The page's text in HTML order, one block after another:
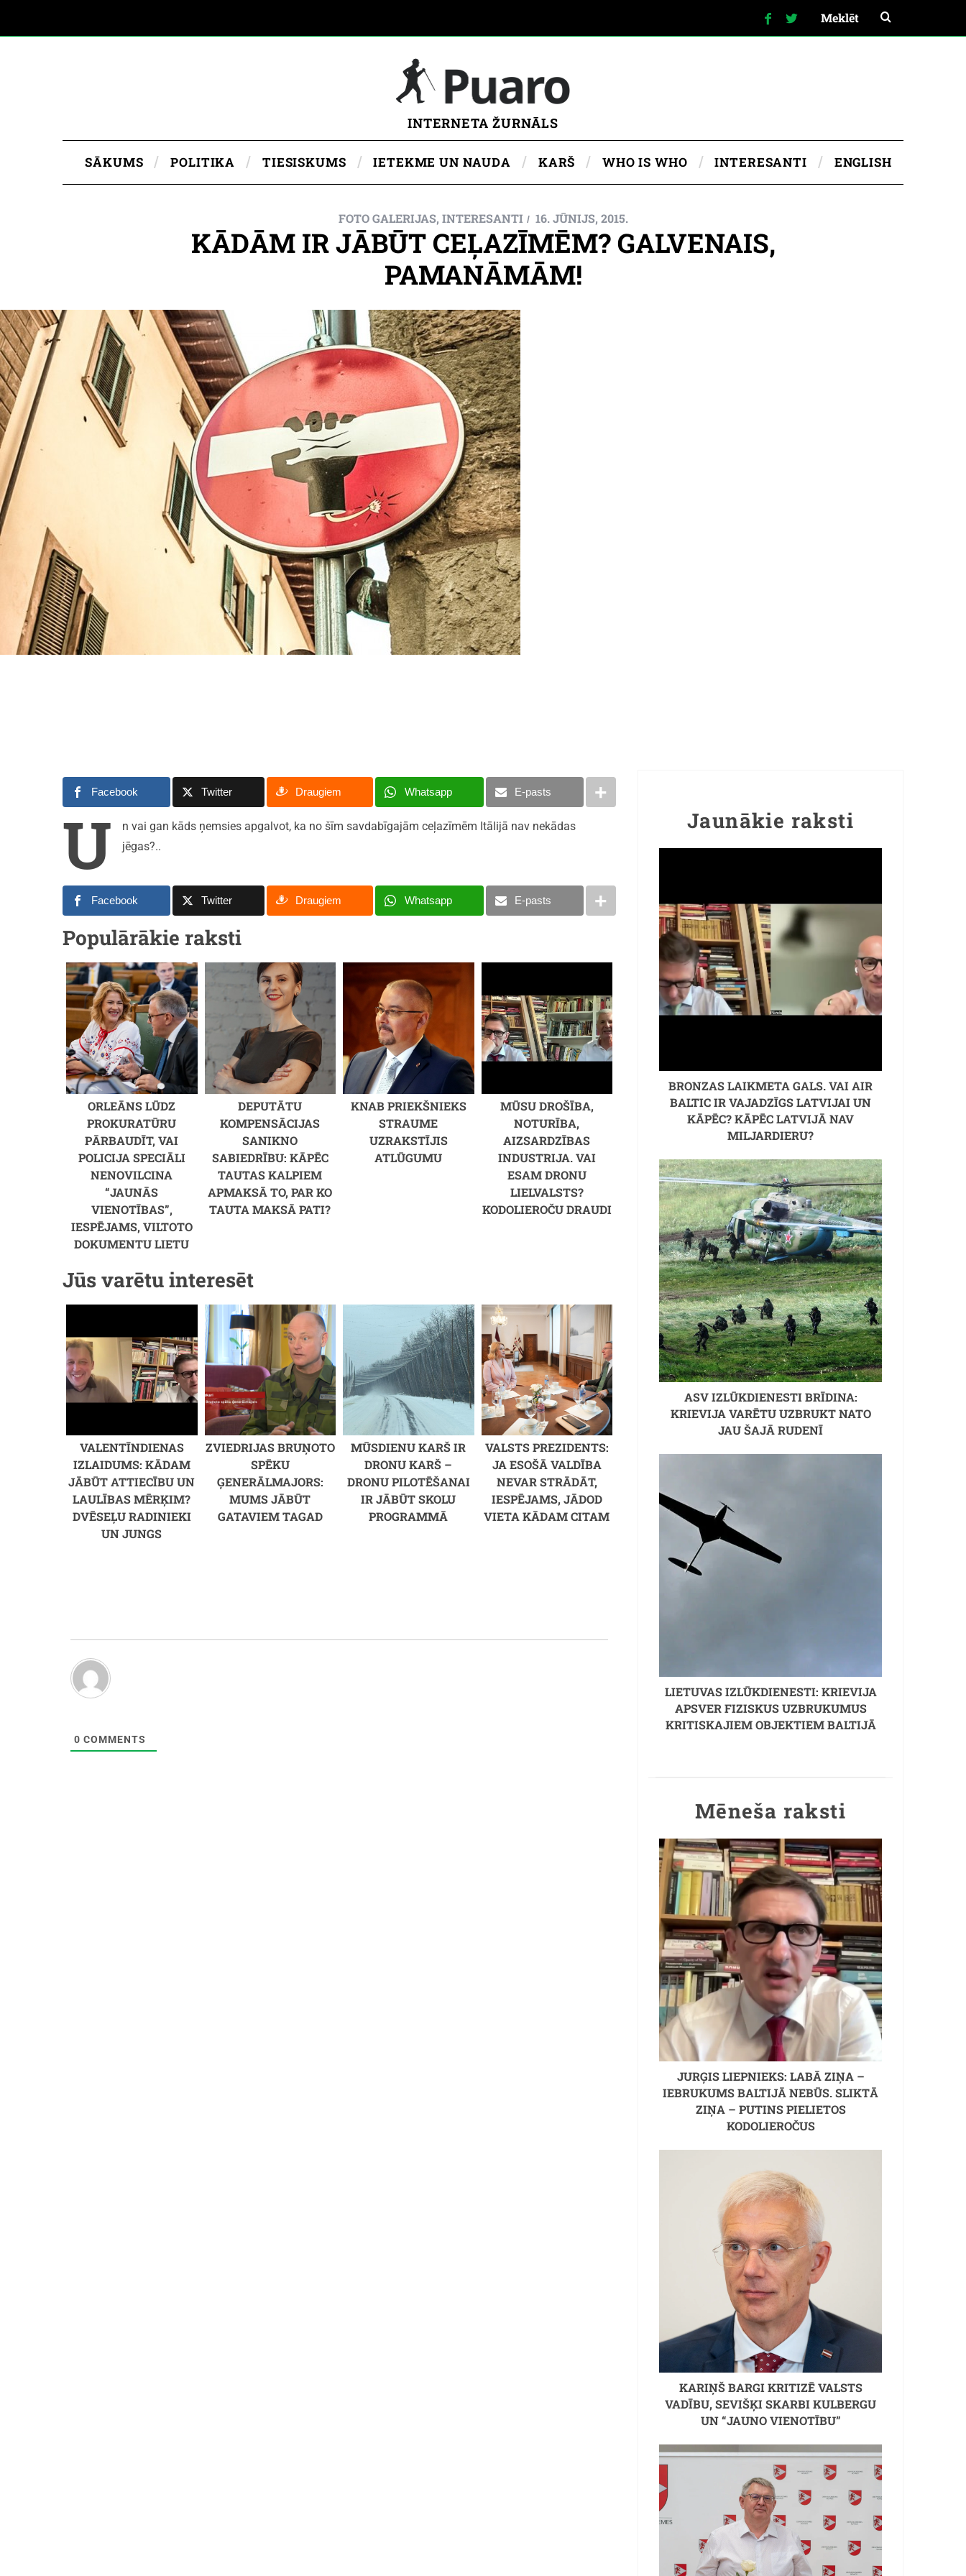
INTERNETA ŽURNĀLS
SĀKUMS POLITIKA TIESISKUMS IETEKME UN NAUDA KARŠ WHO IS WHO INTERESANTI ENGLISH
FOTO GALERIJAS, INTERESANTI 16. JŪNIJS, 2015.
KĀDĀM IR JĀBŪT CEĻAZĪMĒM? GALVENAIS,
PAMANĀMĀM!
Facebook Twitter Draugiem Whatsapp E-pasts
U
n vai gan kāds ņemsies apgalvot, ka no šīm savdabīgajām ceļazīmēm Itālijā nav nekādas
jēgas?..
Facebook Twitter Draugiem Whatsapp E-pasts
Populārākie raksti
ORLEĀNS LŪDZ
PROKURATŪRU
PĀRBAUDĪT, VAI
POLICIJA SPECIĀLI
NENOVILCINA
“JAUNĀS
VIENOTĪBAS”,
IESPĒJAMS, VILTOTO
DOKUMENTU LIETU
DEPUTĀTU
KOMPENSĀCIJAS
SANIKNO
SABIEDRĪBU: KĀPĒC
TAUTAS KALPIEM
APMAKSĀ TO, PAR KO
TAUTA MAKSĀ PATI?
KNAB PRIEKŠNIEKS
STRAUME
UZRAKSTĪJIS
ATLŪGUMU
MŪSU DROŠĪBA,
NOTURĪBA,
AIZSARDZĪBAS
INDUSTRIJA. VAI
ESAM DRONU
LIELVALSTS?
KODOLIEROČU DRAUDI
Jūs varētu interesēt
VALENTĪNDIENAS
IZLAIDUMS: KĀDAM
JĀBŪT ATTIECĪBU UN
LAULĪBAS MĒRĶIM?
DVĒSEĻU RADINIEKI
UN JUNGS
ZVIEDRIJAS BRUŅOTO
SPĒKU
ĢENERĀLMAJORS:
MUMS JĀBŪT
GATAVIEM TAGAD
MŪSDIENU KARŠ IR
DRONU KARŠ –
DRONU PILOTĒŠANAI
IR JĀBŪT SKOLU
PROGRAMMĀ
VALSTS PREZIDENTS:
JA ESOŠĀ VALDĪBA
NEVAR STRĀDĀT,
IESPĒJAMS, JĀDOD
VIETA KĀDAM CITAM
0 COMMENTS
Jaunākie raksti
BRONZAS LAIKMETA GALS. VAI AIR
BALTIC IR VAJADZĪGS LATVIJAI UN
KĀPĒC? KĀPĒC LATVIJĀ NAV
MILJARDIERU?
ASV IZLŪKDIENESTI BRĪDINA:
KRIEVIJA VARĒTU UZBRUKT NATO
JAU ŠAJĀ RUDENĪ
LIETUVAS IZLŪKDIENESTI: KRIEVIJA
APSVER FIZISKUS UZBRUKUMUS
KRITISKAJIEM OBJEKTIEM BALTIJĀ
Mēneša raksti
JURĢIS LIEPNIEKS: LABĀ ZIŅA –
IEBRUKUMS BALTIJĀ NEBŪS. SLIKTĀ
ZIŅA – PUTINS PIELIETOS
KODOLIEROČUS
KARIŅŠ BARGI KRITIZĒ VALSTS
VADĪBU, SEVIŠĶI SKARBI KULBERGU
UN “JAUNO VIENOTĪBU”